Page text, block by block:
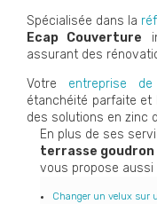
Spécialisée dans la
Ecap Couverture
assurant des
Votre entreprise de
étanchéité parfaite
des solutions en zinc
En plus de ses
terrasse goudron
vous propose aussi
Changer un velux sur